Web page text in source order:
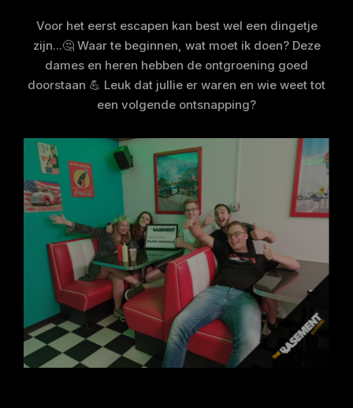
Voor het eerst escapen kan best wel een dingetje
zijn...🤔 Waar te beginnen, wat moet ik doen? Deze
dames en heren hebben de ontgroening goed
doorstaan 💪 Leuk dat jullie er waren en wie weet tot
een volgende ontsnapping?